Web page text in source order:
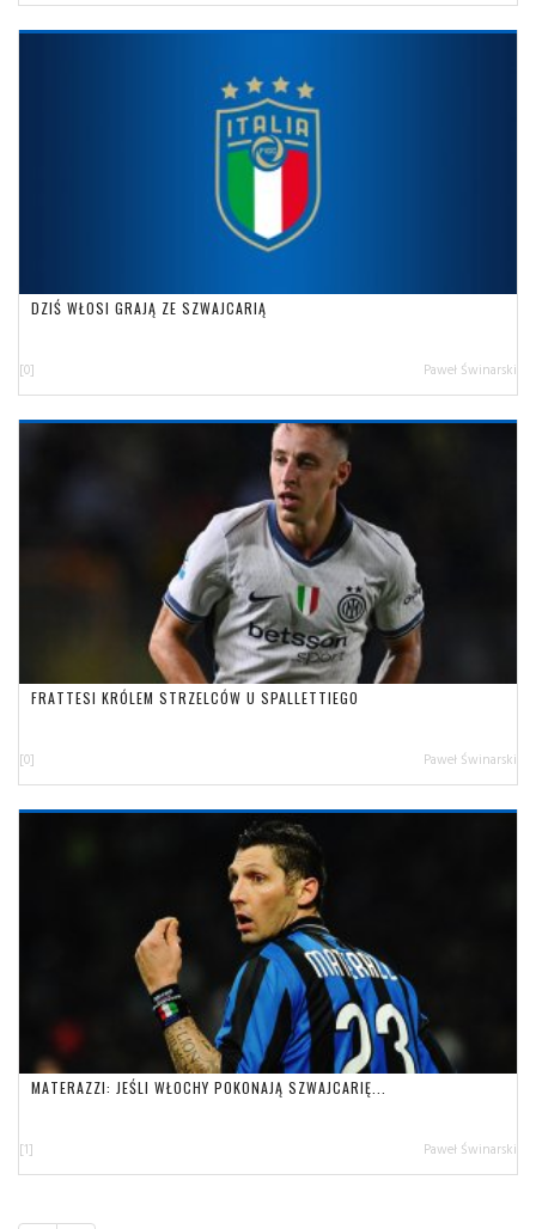
DZIŚ WŁOSI GRAJĄ ZE SZWAJCARIĄ
[0] Paweł Świnarski
FRATTESI KRÓLEM STRZELCÓW U SPALLETTIEGO
[0] Paweł Świnarski
MATERAZZI: JEŚLI WŁOCHY POKONAJĄ SZWAJCARIĘ...
[1] Paweł Świnarski